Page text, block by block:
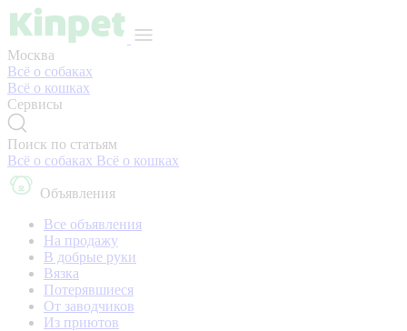
Москва
Всё о собаках
Всё о кошках
Сервисы
Поиск по статьям
Всё о собаках Всё о кошках
Объявления
Все объявления
На продажу
В добрые руки
Вязка
Потерявшиеся
От заводчиков
Из приютов